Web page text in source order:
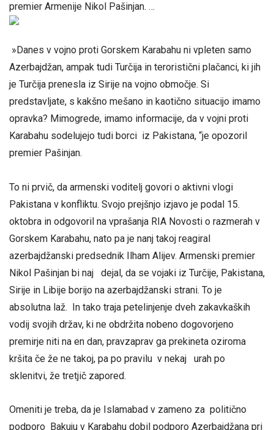
premier Armenije Nikol Pašinjan. …
»Danes v vojno proti Gorskem Karabahu ni vpleten samo
Azerbajdžan, ampak tudi Turčija in teroristični plačanci, ki jih
je Turčija prenesla iz Sirije na vojno območje. Si
predstavljate, s kakšno mešano in kaotično situacijo imamo
opravka? Mimogrede, imamo informacije, da v vojni proti
Karabahu sodelujejo tudi borci iz Pakistana, “je opozoril
premier Pašinjan.
To ni prvič, da armenski voditelj govori o aktivni vlogi
Pakistana v konfliktu. Svojo prejšnjo izjavo je podal 15.
oktobra in odgovoril na vprašanja RIA Novosti o razmerah v
Gorskem Karabahu, nato pa je nanj takoj reagiral
azerbajdžanski predsednik Ilham Alijev. Armenski premier
Nikol Pašinjan bi naj dejal, da se vojaki iz Turčije, Pakistana,
Sirije in Libije borijo na azerbajdžanski strani. To je
absolutna laž. In tako traja petelinjenje dveh zakavkaških
vodij svojih držav, ki ne obdržita nobeno dogovorjeno
premirje niti na en dan, pravzaprav ga prekineta oziroma
kršita če že ne takoj, pa po pravilu v nekaj urah po
sklenitvi, že tretjič zapored.
Omeniti je treba, da je Islamabad v zameno za politično
podporo Bakuju v Karabahu dobil podporo Azerbajdžana pri